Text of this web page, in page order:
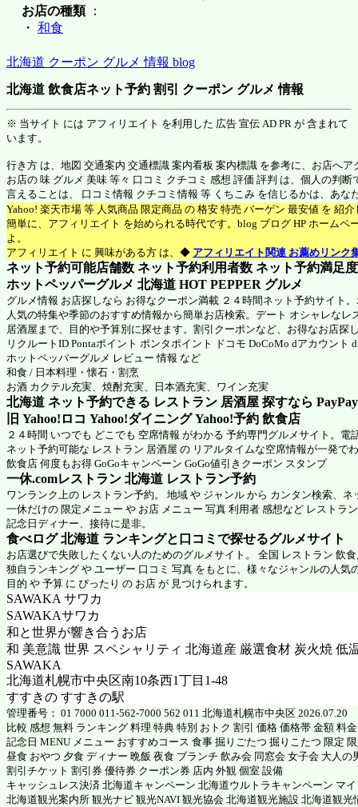
お店の種類：
・ 和食
北海道 クーポン グルメ 情報 blog
北海道 飲食店ネット予約 割引 クーポン グルメ 情報
※ 当サイト には アフィリエイト を利用した 広告 宣伝 AD PR が 含まれて
います。
行き方 は、地図 交通案内 交通標識 案内看板 案内標識 を参考に、お店へア
お店の 味 グルメ 美味 等々 口コミ クチコミ 感想 評価 評判 は、個人の判断
言えることは、 口コミ情報 クチコミ情報 等 くちこみ を信じるかは、あな
Yahoo! 楽天市場 等 人気商品 限定商品 の 格安 特売 バーゲン 最安値 を 紹
簡単に、アフィリエイト を始められる時代です。blog ブログ HP ホームペ
よ。
アフィリエイト に 興味がある方 は、◆ アフィリエイト関連 お薦めリンク
ネット予約可能店舗数 ネット予約利用者数 ネット予約満足
ホットペッパーグルメ 北海道 HOT PEPPER グルメ
グルメ情報 お店探しなら お得なクーポン満載 ２４時間ネット予約サイト
人気の特集や季節のおすすめ情報から簡単お店検索。デート オシャレなレ
居酒屋まで、目的や予算別に探せます。割引クーポンなど、お得なお店探
リクルートID Pontaポイント ポンタポイント ドコモ DoCoMo dアカウント
ホットペッパーグルメ レビュー 情報 など
和食 / 日本料理・懐石・割烹
お酒 カクテル充実、焼酎充実、日本酒充実、ワイン充実
北海道 ネット予約できる レストラン 居酒屋 探すなら
旧 Yahoo!ロコ Yahoo!ダイニング Yahoo!予約 飲食店
２４時間 いつでも どこでも 空席情報 がわかる 予約専門グルメサイト。電
ネット予約可能な レストラン 居酒屋 の リアルタイムな空席情報が一発で
飲食店 何度もお得 GoGoキャンペーン GoGo値引きクーポン スタンプ
一休.comレストラン 北海道 レストラン予約
ワンランク上の レストラン予約。 地域 や ジャンル から カンタン検索、ネ
一休だけの 限定メニュー や お店 メニュー 写真 利用者 感想など レストラ
記念日ディナー、接待に是非。
食べログ 北海道 ランキングと口コミで探せるグルメサイト
お店選びで失敗したくない人のためのグルメサイト。 全国 レストラン 飲
独自ランキング や ユーザー 口コミ 写真 をもとに、様々なジャンルの人気
目的 や 予算 に ぴったり の お店 が 見つけられます。
SAWAKA サワカ
SAWAKAサワカ
和と世界が響き合うお店
和 美意識 世界 スペシャリティ 北海道産 厳選食材 炭火焼 低
SAWAKA
北海道札幌市中央区南10条西1丁目1-48
すすきの すすきの駅
管理番号： 01 7000 011-562-7000 562 011 北海道札幌市中央区 2026.07.20
比較 感想 無料 ランキング 料理 特典 特別 おトク 割引 価格 価格帯 金額 料
記念日 MENU メニュー おすすめコース 食事 掘りごたつ 掘りこたつ 限定
昼食 おやつ 夕食 ディナー 晩飯 夜食 ブランチ 飲み会 同窓会 女子会 大人の
割引チケット 割引券 優待券 クーポン券 店内 外観 個室 設備
キャッシュレス決済 北海道キャンペーン 北海道ウルトラキャンペーン マ
北海道観光案内所 観光ナビ 観光NAVI 観光協会 北海道観光施設 北海道観光